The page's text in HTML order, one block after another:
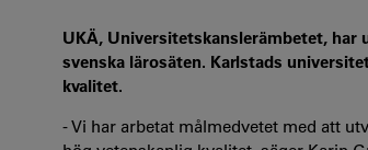
UKÄ, Universitetskanslerämbetet, har
svenska lärosäten. Karlstads
kvalitet.
- Vi har arbetat målmedvetet med att